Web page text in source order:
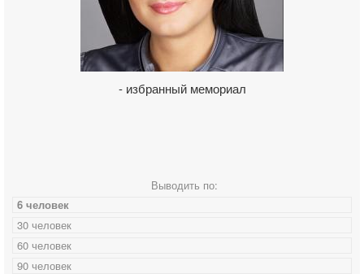
- избранный мемориал
Выводить по:
6 человек
30 человек
60 человек
90 человек